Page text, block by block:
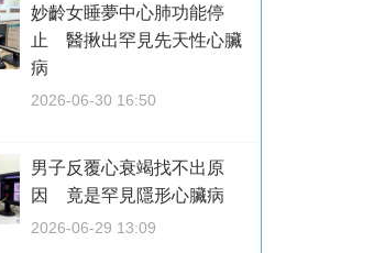
妙齡女睡夢中心肺功能停
止 醫揪出罕見先天性心臟
病
2026-06-30 16:50
男子反覆心衰竭找不出原
因 竟是罕見隱形心臟病
2026-06-29 13:09